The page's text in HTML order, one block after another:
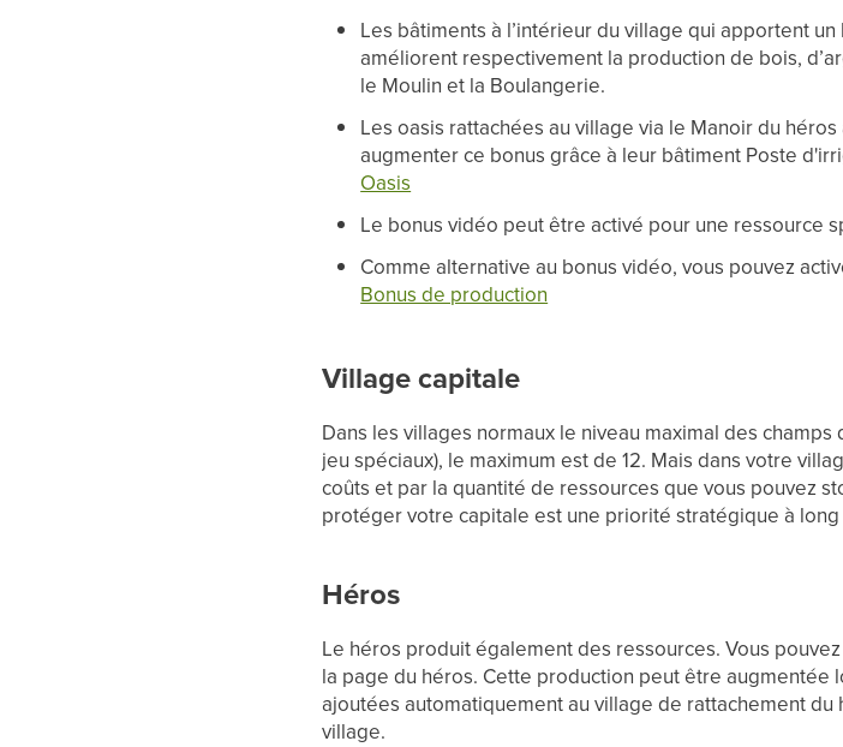
Les bâtiments à l’intérieur du village qui apportent
améliorent respectivement la production de bois,
le Moulin et la Boulangerie.
Les oasis rattachées au village via le Manoir du
augmenter ce bonus grâce à leur bâtiment Poste
Oasis
Le bonus vidéo peut être activé pour une ressource
Comme alternative au bonus vidéo, vous pouvez
Bonus de production
Village capitale
Dans les villages normaux le niveau maximal des
jeu spéciaux), le maximum est de 12. Mais dans votre
coûts et par la quantité de ressources que vous pouvez
protéger votre capitale est une priorité stratégique à
Héros
Le héros produit également des ressources. Vous
la page du héros. Cette production peut être
ajoutées automatiquement au village de rattachement
village.